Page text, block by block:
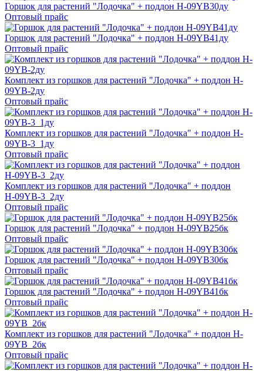
Горшок для растений "Лодочка" + поддон H-09YB30ду
Оптовый прайс
Горшок для растений "Лодочка" + поддон H-09YB41ду
Оптовый прайс
Комплект из горшков для растений "Лодочка" + поддон H-
09YB-2ду
Оптовый прайс
Комплект из горшков для растений "Лодочка" + поддон H-
09YB-3_1ду
Оптовый прайс
Комплект из горшков для растений "Лодочка" + поддон
Н-09YB-3_2ду
Оптовый прайс
Горшок для растений "Лодочка" + поддон H-09YB25бк
Оптовый прайс
Горшок для растений "Лодочка" + поддон H-09YB30бк
Оптовый прайс
Горшок для растений "Лодочка" + поддон H-09YB41бк
Оптовый прайс
Комплект из горшков для растений "Лодочка" + поддон H-
09YB_2бк
Оптовый прайс